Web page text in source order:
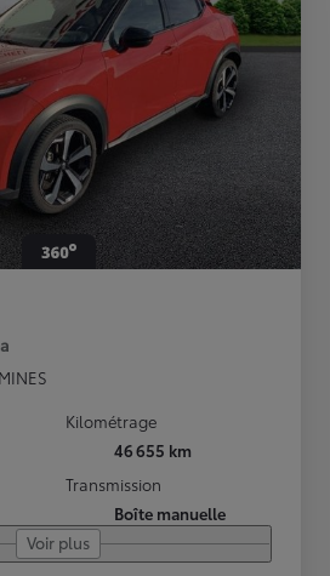
Kilométrage
46 655 km
Transmission
Boîte manuelle
Voir plus